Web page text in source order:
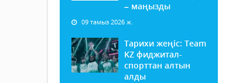
– маңызды
09 тамыз 2026 ж.
Тарихи жеңіс: Team
KZ фиджитал-
спорттан алтын
алды